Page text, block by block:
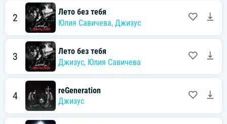
2
Лето без тебя
Юлия Савичева, Джизус
3
Лето без тебя
Джизус, Юлия Савичева
4
reGeneration
Джизус